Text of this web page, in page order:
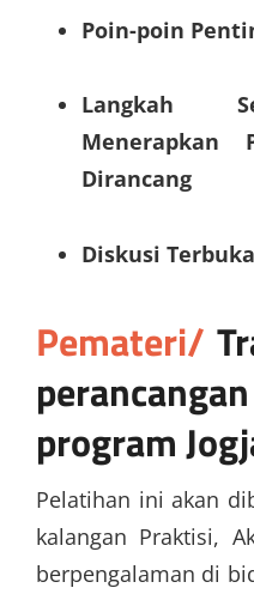
Poin-poin
Langkah
Menerapkan
Dirancang
Diskusi
Pemateri/
program
Pelatihan ini akan
kalangan Praktisi,
berpengalaman di